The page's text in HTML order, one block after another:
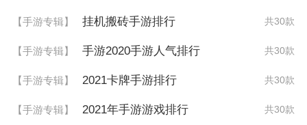
【手游专辑】 挂机搬砖手游排行 共30款
【手游专辑】 手游2020手游人气排行 共30款
【手游专辑】 2021卡牌手游排行 共30款
【手游专辑】 2021年手游游戏排行 共30款